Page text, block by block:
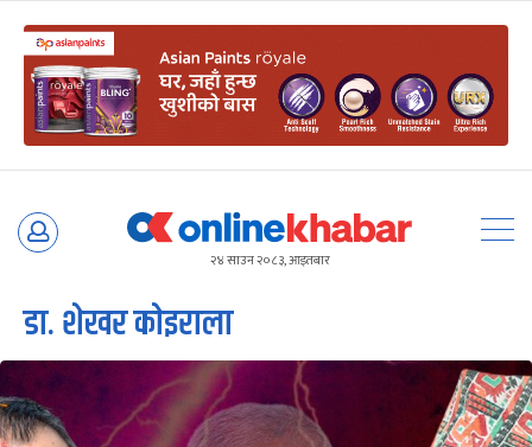
Skip
२४ साउन २०८३, आइतबार
डा. शेखर काेइराला